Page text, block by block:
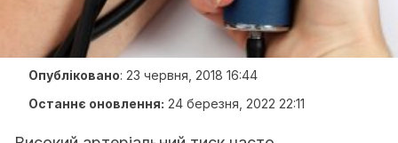
Опубліковано: 23 червня, 2018 16:44
Останнє оновлення: 24 березня, 2022 22:11